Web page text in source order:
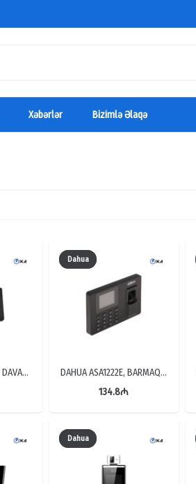
Xəbərlər Bizimlə Əlaqə
DAVA…
Dahua
DAHUA ASA1222E, BARMAQ…
134.8₼
Dahua